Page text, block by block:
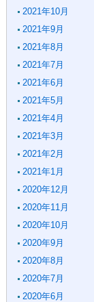
2021年10月
2021年9月
2021年8月
2021年7月
2021年6月
2021年5月
2021年4月
2021年3月
2021年2月
2021年1月
2020年12月
2020年11月
2020年10月
2020年9月
2020年8月
2020年7月
2020年6月